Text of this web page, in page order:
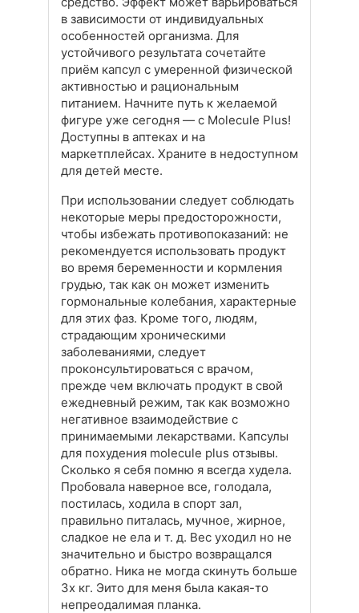
в зависимости от индивидуальных
особенностей организма. Для
устойчивого результата сочетайте
приём капсул с умеренной физической
активностью и рациональным
питанием. Начните путь к желаемой
фигуре уже сегодня — с Molecule Plus!
Доступны в аптеках и на
маркетплейсах. Храните в недоступном
для детей месте.
При использовании следует соблюдать
некоторые меры предосторожности,
чтобы избежать противопоказаний: не
рекомендуется использовать продукт
во время беременности и кормления
грудью, так как он может изменить
гормональные колебания, характерные
для этих фаз. Кроме того, людям,
страдающим хроническими
заболеваниями, следует
проконсультироваться с врачом,
прежде чем включать продукт в свой
ежедневный режим, так как возможно
негативное взаимодействие с
принимаемыми лекарствами. Капсулы
для похудения molecule plus отзывы.
Сколько я себя помню я всегда худела.
Пробовала наверное все, голодала,
постилась, ходила в спорт зал,
правильно питалась, мучное, жирное,
сладкое не ела и т. д. Вес уходил но не
значительно и быстро возвращался
обратно. Ника не могда скинуть больше
3х кг. Эито для меня была какая-то
непреодалимая планка.